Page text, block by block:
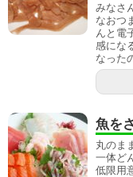
みなさ
なおつ
んと電
感にな
なった
魚を
丸のま
一体ど
低限用